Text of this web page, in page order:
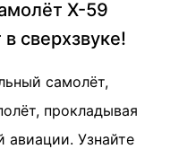
X-59
сверхзвуке!
самолёт,
прокладывая
авиации. Узнайте